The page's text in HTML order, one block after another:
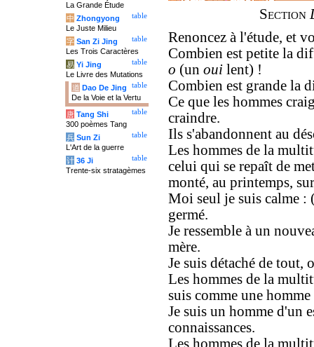
Section
Renoncez à l'étude, et
Combien est petite la
o (un oui lent) !
Combien est grande la
Ce que les hommes
craindre.
Ils s'abandonnent au
Les hommes de la
celui qui se repaît de
monté, au printemps,
Moi seul je suis calme :
germé.
Je ressemble à un
mère.
Je suis détaché de tout,
Les hommes de la
suis comme une
Je suis un homme d'un
connaissances.
Les hommes de la
La Grande Étude
table
中 Zhongyong
Le Juste Milieu
table
字 San Zi Jing
Les Trois Caractères
table
易 Yi Jing
Le Livre des Mutations
table
道 Dao De Jing
De la Voie et la Vertu
table
唐 Tang Shi
300 poèmes Tang
table
兵 Sun Zi
L'Art de la guerre
table
计 36 Ji
Trente-six stratagèmes